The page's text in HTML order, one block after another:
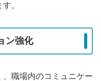
。
ン強化
職場内のコミュニケー